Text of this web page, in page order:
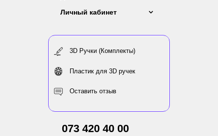
Личный кабинет
3D Ручки (Комплекты)
Пластик для 3D ручек
Оставить отзыв
073 420 40 00